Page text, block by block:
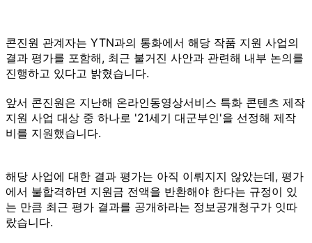
콘진원 관계자는 YTN과의 통화에서 해당 작품 지원 사업의
결과 평가를 포함해, 최근 불거진 사안과 관련해 내부 논의를
진행하고 있다고 밝혔습니다.
앞서 콘진원은 지난해 온라인동영상서비스 특화 콘텐츠 제작
지원 사업 대상 중 하나로 '21세기 대군부인'을 선정해 제작
비를 지원했습니다.
해당 사업에 대한 결과 평가는 아직 이뤄지지 않았는데, 평가
에서 불합격하면 지원금 전액을 반환해야 한다는 규정이 있
는 만큼 최근 평가 결과를 공개하라는 정보공개청구가 잇따
랐습니다.